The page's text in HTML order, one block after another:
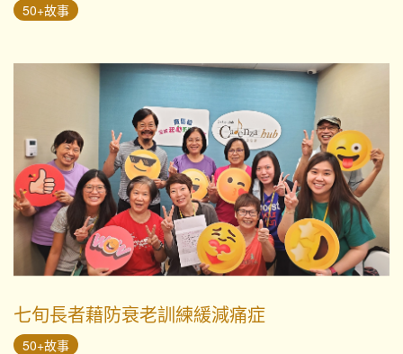
50+故事
七旬長者藉防衰老訓練緩減痛症
50+故事